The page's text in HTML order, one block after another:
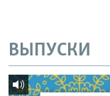
ВЫПУСКИ